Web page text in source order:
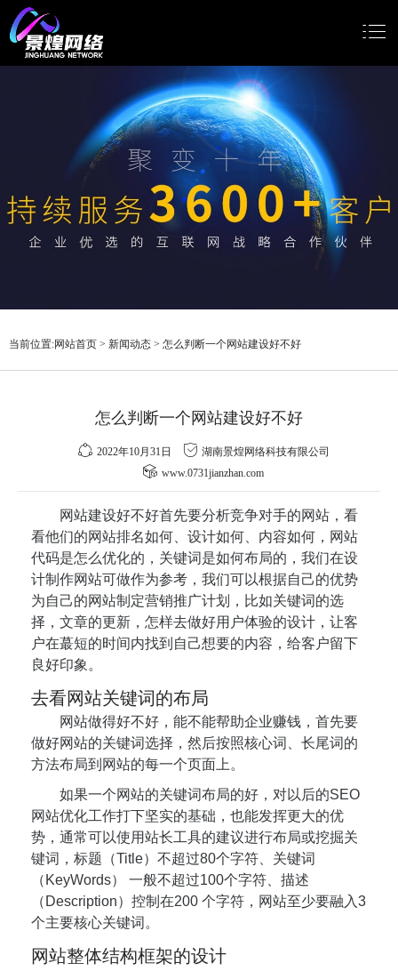
小程序开发
Google推广
关于我们
当前位置:网站首页 > 新闻动态 > 怎么判断一个网站建设好不好
怎么判断一个网站建设好不好
2022年10月31日
湖南景煌网络科技有限公司
www.0731jianzhan.com
网站建设好不好首先要分析竞争对手的网站，看
看他们的网站排名如何、设计如何、内容如何，网站
代码是怎么优化的，关键词是如何布局的，我们在设
计制作网站可做作为参考，我们可以根据自己的优势
为自己的网站制定营销推广计划，比如关键词的选
择，文章的更新，怎样去做好用户体验的设计，让客
户在蕞短的时间内找到自己想要的内容，给客户留下
良好印象。
去看网站关键词的布局
网站做得好不好，能不能帮助企业赚钱，首先要
做好网站的关键词选择，然后按照核心词、长尾词的
方法布局到网站的每一个页面上。
如果一个网站的关键词布局的好，对以后的SEO
网站优化工作打下坚实的基础，也能发挥更大的优
势，通常可以使用站长工具的建议进行布局或挖掘关
键词，标题（Title）不超过80个字符、关键词
（KeyWords） 一般不超过100个字符、描述
（Description）控制在200 个字符，网站至少要融入3
个主要核心关键词。
网站整体结构框架的设计